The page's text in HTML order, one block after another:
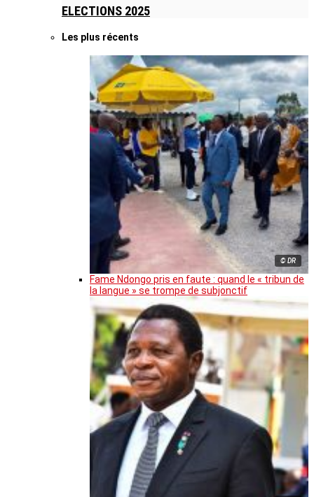
ELECTIONS 2025
Les plus récents
© DR
Fame Ndongo pris en faute : quand le « tribun de
la langue » se trompe de subjonctif